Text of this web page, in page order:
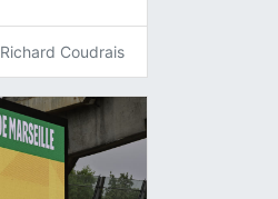
Richard Coudrais